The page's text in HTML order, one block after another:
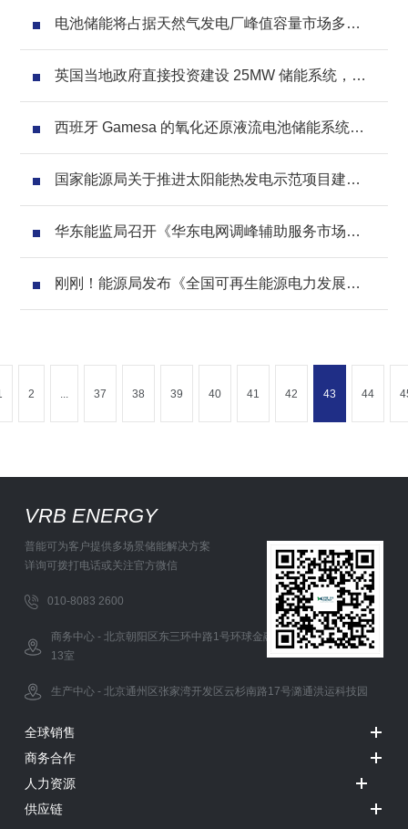
电池储能将占据天然气发电厂峰值容量市场多少
份额？
英国当地政府直接投资建设 25MW 储能系统，比
亚迪为其电池供应商
西班牙 Gamesa 的氧化还原液流电池储能系统投
运
国家能源局关于推进太阳能热发电示范项目建设
有关事项的通知
华东能监局召开《华东电网调峰辅助服务市场运
营规则》征求意见会议
刚刚！能源局发布《全国可再生能源电力发展监
测评价》
2 37 38 39 40 41 42 43 44
VRB ENERGY
普能可为客户提供多场景储能解决方案
详询可拨打电话或关注官方微信
010-8083 2600
商务中心 - 北京朝阳区东三环中路1号环球金融中心办公西塔5层12-
13室
生产中心 - 北京通州区张家湾开发区云杉南路17号潞通洪运科技园
全球销售
商务合作
人力资源
供应链